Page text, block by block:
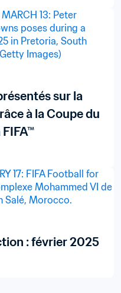
World
sur la
à la Coupe du
: février 2025